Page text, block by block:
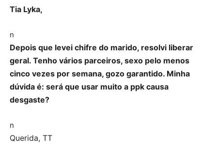
Tia Lyka,
n
Depois que levei chifre do marido, resolvi liberar
geral. Tenho vários parceiros, sexo pelo menos
cinco vezes por semana, gozo garantido. Minha
dúvida é: será que usar muito a ppk causa
desgaste?
n
Querida, TT